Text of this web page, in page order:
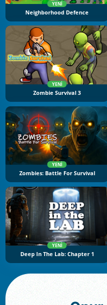
YENI
Neighborhood Defence
YENI
Zombie Survival 3
YENI
Zombies: Battle For Survival
YENI
Deep In The Lab: Chapter 1